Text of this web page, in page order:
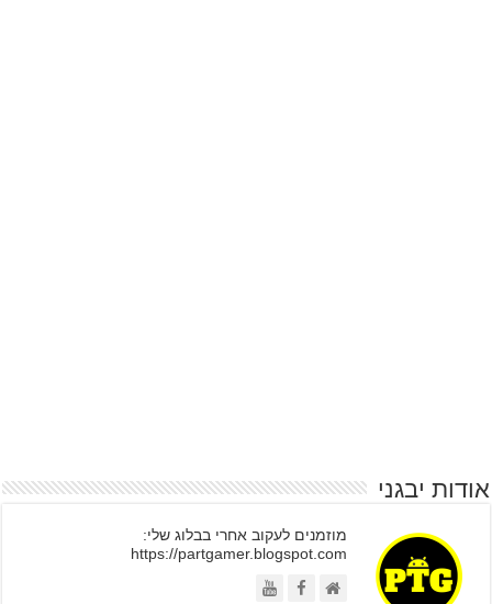
אודות יבגני
מוזמנים לעקוב אחרי בבלוג שלי:
https://partgamer.blogspot.com